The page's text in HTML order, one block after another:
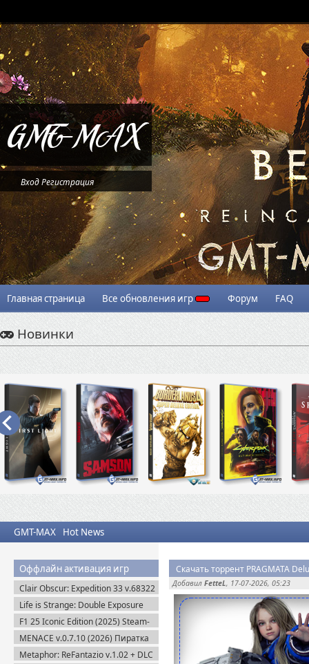
ВходРегистрация
Главная страница Все обновления игр Форум FAQ
Новинки
GMT-MAX Hot News
Оффлайн активация игр
Clair Obscur: Expedition 33 v.68322
+ Все DLC (2025) Пиратка
Life is Strange: Double Exposure
(2024) Пиратка
F1 25 Iconic Edition (2025) Steam-
Rip
MENACE v.0.7.10 (2026) Пиратка
Metaphor: ReFantazio v.1.02 + DLC
Скачать торрент PRAGMATA
Добавил FetteL, 17-07-2026, 05:23